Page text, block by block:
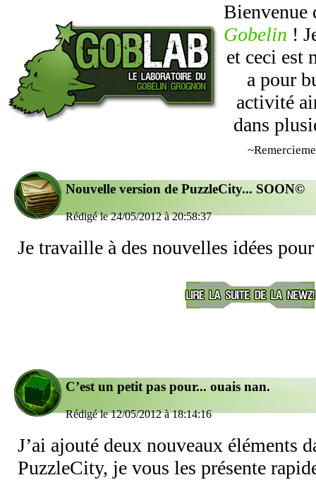
Bienvenue
Gobelin !
et ceci est
a pour
activité
dans
Nouvelle version de PuzzleCity... SOON©
Rédigé le 24/05/2012 à 20:58:37
Je travaille à des nouvelles idées
C’est un petit pas pour... ouais nan.
Rédigé le 12/05/2012 à 18:14:16
J’ai ajouté deux nouveaux éléments
PuzzleCity, je vous les présente